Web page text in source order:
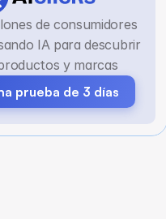
de consumidores
IA para descubrir
y marcas
prueba de 3 días